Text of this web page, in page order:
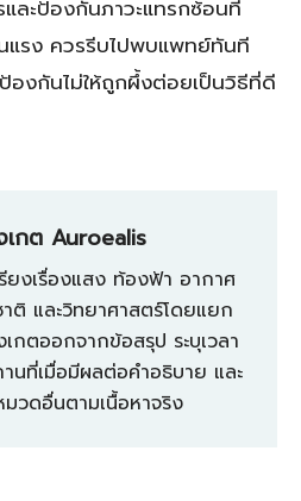
และป้องกันภาวะแทรกซ้อนที่
แรง ควรรีบไปพบแพทย์ทันที
งกันไม่ให้ถูกผึ้งต่อยเป็นวิธีที่ดี
เกต Auroealis
รียงเรื่องแสง ท้องฟ้า อากาศ
าติ และวิทยาศาสตร์โดยแยก
เกตออกจากข้อสรุป ระบุเวลา
านที่เมื่อมีผลต่อคำอธิบาย และ
มวดอื่นตามเนื้อหาจริง